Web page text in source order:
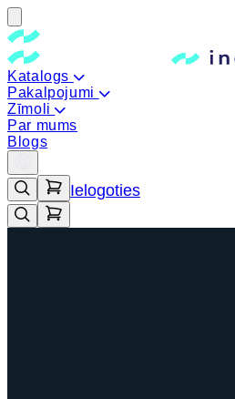
Katalogs
Pakalpojumi
Zīmoli
Par mums
Blogs
Ielogoties